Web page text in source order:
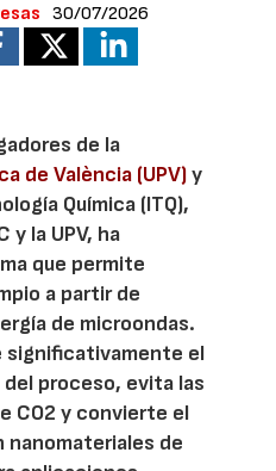
30/07/2026
de la
de València (UPV)y
Química (ITQ),
y la UPV, ha
que permite
a partir de
de microondas.
significativamente el
proceso, evita las
CO2 y convierte el
nanomateriales de